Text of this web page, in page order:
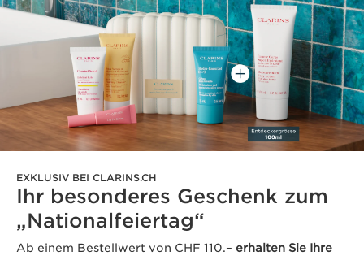
EXKLUSIV BEI CLARINS.CH
Ihr besonderes Geschenk zum
„Nationalfeiertag“
Ab einem Bestellwert von CHF 110.– erhalten Sie Ihre